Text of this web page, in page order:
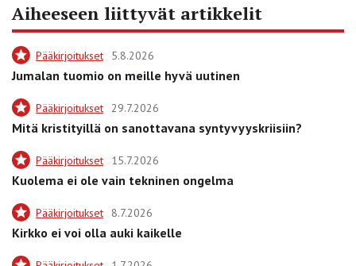
Aiheeseen liittyvät artikkelit
Pääkirjoitukset 5.8.2026
Jumalan tuomio on meille hyvä uutinen
Pääkirjoitukset 29.7.2026
Mitä kristityillä on sanottavana syntyvyyskriisiin?
Pääkirjoitukset 15.7.2026
Kuolema ei ole vain tekninen ongelma
Pääkirjoitukset 8.7.2026
Kirkko ei voi olla auki kaikelle